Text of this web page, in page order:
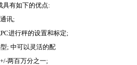
具有如下的优点:
讯;
进行秤的设置和标定;
; 中可以灵活的配
两百万分之一;